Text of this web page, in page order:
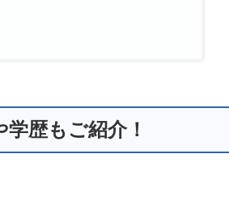
歴もご紹介！